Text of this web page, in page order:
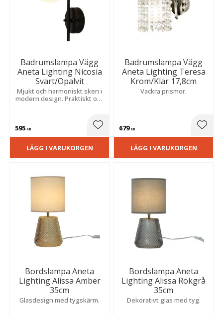
Badrumslampa Vägg
Aneta Lighting Nicosia
Svart/Opalvit
Mjukt och harmoniskt sken i
modern design. Praktiskt och
595 KR Lägg till i favoriter
LÄGG I VARUKORGEN
Badrumslampa Vägg
Aneta Lighting Teresa
Krom/Klar 17,8cm
Vackra prismor.
679KR
LÄGG I VARUKORGEN
Bordslampa Aneta
Lighting Alissa Amber
35cm
Glasdesign med tygskärm.
Bordslampa Aneta
Lighting Alissa Rökgrå
35cm
Dekorativt glas med tyg.